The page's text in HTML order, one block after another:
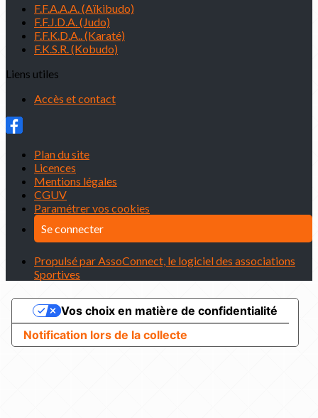
F.F.A.A.A. (Aïkibudo)
F.F.J.D.A. (Judo)
F.F.K.D.A.. (Karaté)
F.K.S.R. (Kobudo)
Liens utiles
Accès et contact
Plan du site
Licences
Mentions légales
CGUV
Paramétrer vos cookies
Se connecter
Propulsé par AssoConnect, le logiciel des associations
Sportives
Notification lors de la collecte
Vos choix en matière de confidentialité